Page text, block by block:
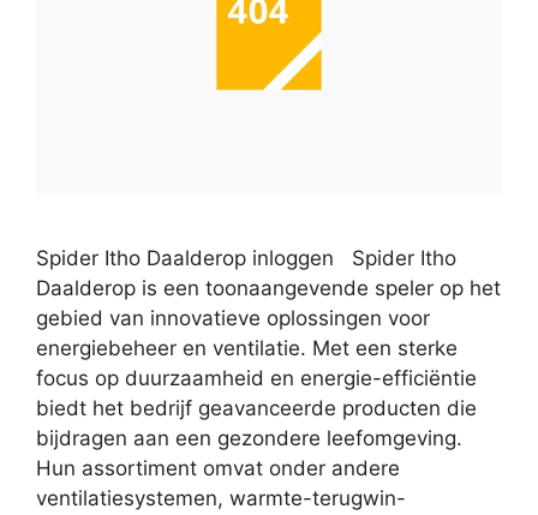
Spider Itho Daalderop inloggen Spider Itho
Daalderop is een toonaangevende speler op het
gebied van innovatieve oplossingen voor
energiebeheer en ventilatie. Met een sterke
focus op duurzaamheid en energie-efficiëntie
biedt het bedrijf geavanceerde producten die
bijdragen aan een gezondere leefomgeving.
Hun assortiment omvat onder andere
ventilatiesystemen, warmte-terugwin-